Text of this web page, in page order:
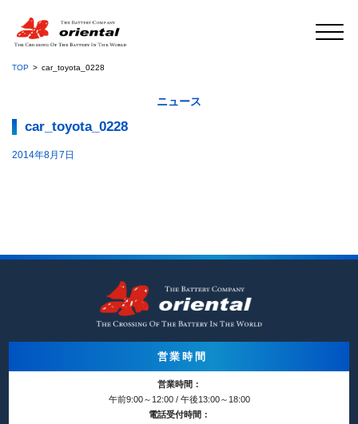
TOP car_toyota_0228
ニュース
car_toyota_0228
2014年8月7日
営業時間
営業時間：
午前9:00～12:00 / 午後13:00～18:00
電話受付時間：